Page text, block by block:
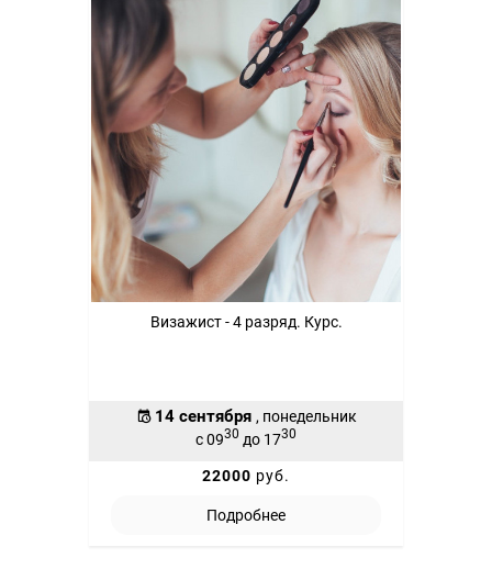
Визажист - 4 разряд. Курс.
14 сентября , понедельник
с 0930 до 1730
22000 руб.
Подробнее